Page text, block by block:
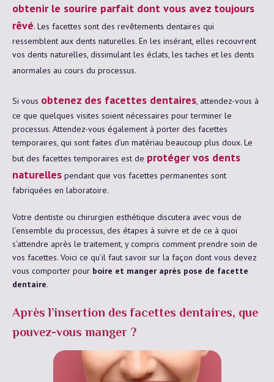
obtenir le sourire parfait dont vous avez toujours
rêvé. Les facettes sont des revêtements dentaires qui
ressemblent aux dents naturelles. En les insérant, elles recouvrent
vos dents naturelles, dissimulant les éclats, les taches et les dents
anormales au cours du processus.
Si vous obtenez des facettes dentaires, attendez-vous à
ce que quelques visites soient nécessaires pour terminer le
processus. Attendez-vous également à porter des facettes
temporaires, qui sont faites d’un matériau beaucoup plus doux. Le
but des facettes temporaires est de protéger vos dents
naturelles pendant que vos facettes permanentes sont
fabriquées en laboratoire.
Votre dentiste ou chirurgien esthétique discutera avec vous de
l’ensemble du processus, des étapes à suivre et de ce à quoi
s’attendre après le traitement, y compris comment prendre soin de
vos facettes. Voici ce qu’il faut savoir sur la façon dont vous devez
vous comporter pour boire et manger après pose de facette
dentaire.
Après l’insertion des facettes dentaires, que
pouvez-vous manger ?